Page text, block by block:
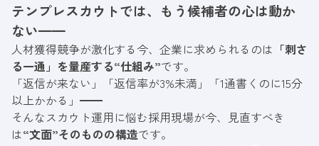
テンプレスカウトでは、もう候補者の心は動か
ない━━
人材獲得競争が激化する今、企業に求められるのは 「刺さ
る一通」を量産する“仕組み”です。
「返信が来ない」「返信率が3%未満」「1通書くのに15分
以上かかる」━━
そんなスカウト運用に悩む採用現場が今、見直すべき
は“文面”そのものの構造です。